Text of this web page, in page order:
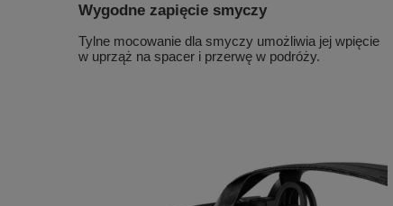
Wygodne zapięcie smyczy
Tylne mocowanie dla smyczy umożliwia jej wpięcie
w uprząż na spacer i przerwę w podróży.